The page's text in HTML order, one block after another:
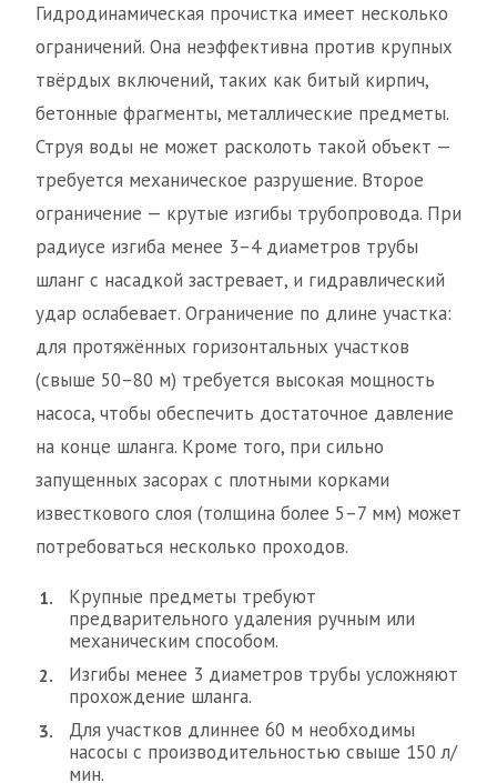
Гидродинамическая прочистка имеет несколько
ограничений. Она неэффективна против крупных
твёрдых включений, таких как битый кирпич,
бетонные фрагменты, металлические предметы.
Струя воды не может расколоть такой объект —
требуется механическое разрушение. Второе
ограничение — крутые изгибы трубопровода. При
радиусе изгиба менее 3–4 диаметров трубы
шланг с насадкой застревает, и гидравлический
удар ослабевает. Ограничение по длине участка:
для протяжённых горизонтальных участков
(свыше 50–80 м) требуется высокая мощность
насоса, чтобы обеспечить достаточное давление
на конце шланга. Кроме того, при сильно
запущенных засорах с плотными корками
известкового слоя (толщина более 5–7 мм) может
потребоваться несколько проходов.
Крупные предметы требуют
предварительного удаления ручным или
механическим способом.
Изгибы менее 3 диаметров трубы усложняют
прохождение шланга.
Для участков длиннее 60 м необходимы
насосы с производительностью свыше 150 л/
мин.